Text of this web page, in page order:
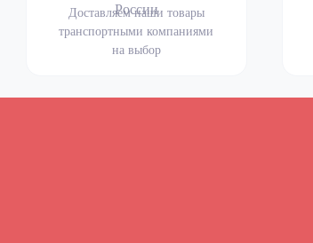
Доставляем наши товары
транспортными компаниями
на выбор